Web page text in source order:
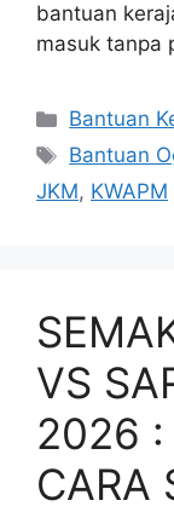
bantuan
masuk tanpa
Categories
Bantuan
Tags
Bantuan
JKM, KWAPM
VS
2026 :
CARA